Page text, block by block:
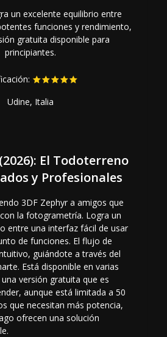
un excelente equilibrio entre
funciones y rendimiento,
gratuita disponible para
principiantes.
Udine, Italia
El Todoterreno
y Profesionales
3DF Zephyr a amigos que
la fotogrametría. Logra un
entre una interfaz fácil de usar
de funciones. El flujo de
guiándote a través del
Está disponible en varias
versión gratuita que es
aunque está limitada a 50
que necesitan más potencia,
ofrecen una solución